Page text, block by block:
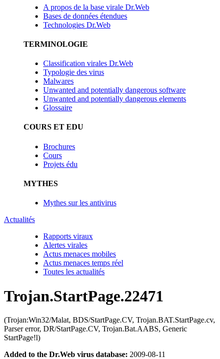
A propos de la base virale Dr.Web
Bases de données étendues
Technologies Dr.Web
TERMINOLOGIE
Classification virales Dr.Web
Typologie des virus
Malwares
Unwanted and potentially dangerous software
Unwanted and potentially dangerous elements
Glossaire
COURS ET EDU
Brochures
Cours
Projets édu
MYTHES
Mythes sur les antivirus
Actualités
Rapports viraux
Alertes virales
Actus menaces mobiles
Actus menaces temps réel
Toutes les actualités
Trojan.StartPage.22471
(Trojan:Win32/Malat, BDS/StartPage.CV, Trojan.BAT.StartPage.cv,
Parser error, DR/StartPage.CV, Trojan.Bat.AABS, Generic
StartPage!l)
Added to the Dr.Web virus database: 2009-08-11